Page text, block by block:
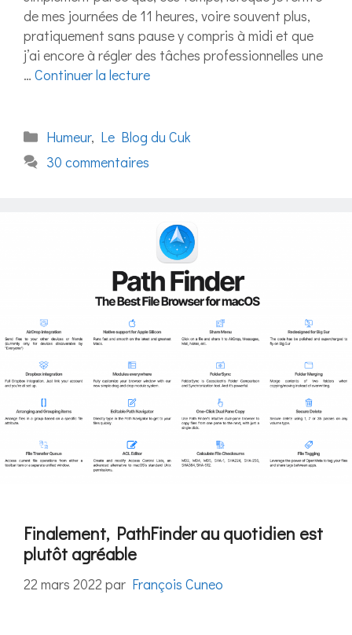
de mes journées de 11 heures, voire souvent plus,
pratiquement sans pause y compris à midi et que
j’ai encore à régler des tâches professionnelles une
… Continuer la lecture
Catégories
Humeur, Le Blog du Cuk
30 commentaires
Finalement, PathFinder au quotidien est
plutôt agréable
22 mars 2022par François Cuneo